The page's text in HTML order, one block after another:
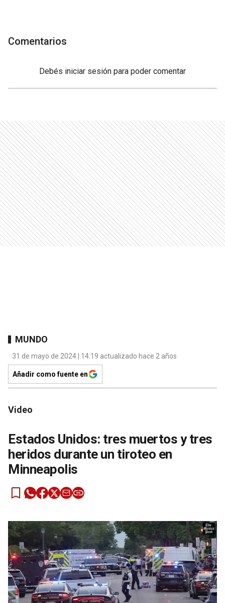
Comentarios
Debés iniciar sesión para poder comentar
MUNDO
31 de mayo de 2024 | 14:19 actualizado hace 2 años
Añadir como fuente en
Video
Estados Unidos: tres muertos y tres
heridos durante un tiroteo en
Minneapolis